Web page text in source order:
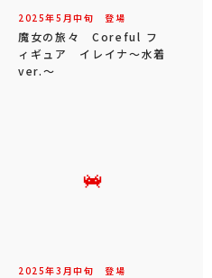
2025年5 月中旬 登場
魔女の旅々 Coreful フ
ィギュア イレイナ～水着
ver.～
2025年3 月中旬 登場